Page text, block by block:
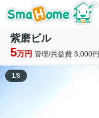
紫磨ビル
5万円 管理/共益費 3,000円
1/8